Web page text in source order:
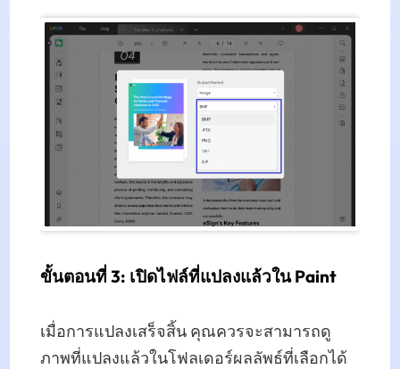
ขั้นตอนที่ 3: เปิดไฟล์ที่แปลงแล้วใน Paint
เมื่อการแปลงเสร็จสิ้น คุณควรจะสามารถดู
ภาพที่แปลงแล้วในโฟลเดอร์ผลลัพธ์ที่เลือกได้